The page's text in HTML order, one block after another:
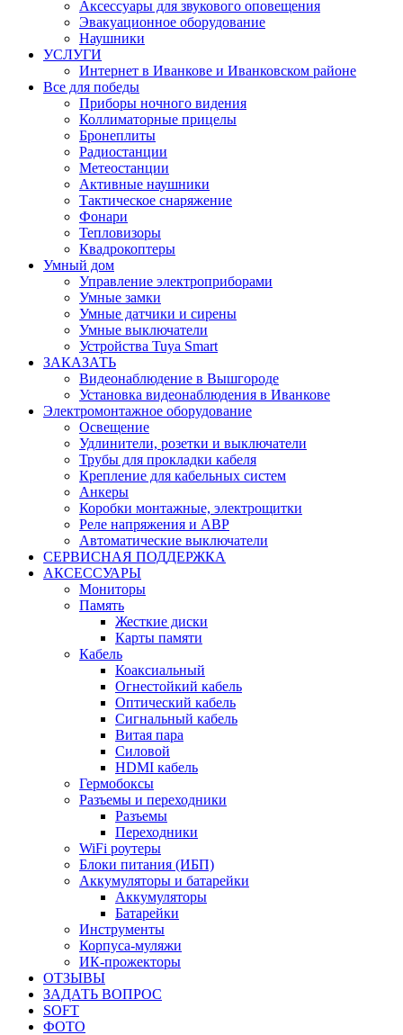
Аксессуары для звукового оповещения
Эвакуационное оборудование
Наушники
УСЛУГИ
Интернет в Иванкове и Иванковском районе
Все для победы
Приборы ночного видения
Коллиматорные прицелы
Бронеплиты
Радиостанции
Метеостанции
Активные наушники
Тактическое снаряжение
Фонари
Тепловизоры
Квадрокоптеры
Умный дом
Управление электроприборами
Умные замки
Умные датчики и сирены
Умные выключатели
Устройства Tuya Smart
ЗАКАЗАТЬ
Видеонаблюдение в Вышгороде
Установка видеонаблюдения в Иванкове
Электромонтажное оборудование
Освещение
Удлинители, розетки и выключатели
Трубы для прокладки кабеля
Крепление для кабельных систем
Анкеры
Коробки монтажные, электрощитки
Реле напряжения и АВР
Автоматические выключатели
СЕРВИСНАЯ ПОДДЕРЖКА
АКСЕССУАРЫ
Мониторы
Память
Жесткие диски
Карты памяти
Кабель
Коаксиальный
Огнестойкий кабель
Оптический кабель
Сигнальный кабель
Витая пара
Силовой
HDMI кабель
Гермобоксы
Разъемы и переходники
Разъемы
Переходники
WiFi роутеры
Блоки питания (ИБП)
Аккумуляторы и батарейки
Аккумуляторы
Батарейки
Инструменты
Корпуса-муляжи
ИК-прожекторы
ОТЗЫВЫ
ЗАДАТЬ ВОПРОС
SOFT
ФОТО